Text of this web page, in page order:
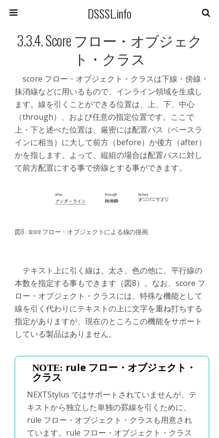
DSSSL.info
3.3.4. Score フロー・オブジェク
ト・クラス
score フロー・オブジェクト・クラスは下線・傍線・
抹消線などに用いるもので、インライン領域を生成し
ます。線を引くことができる位置は、上、下、中心
（through）、および任意の指定位置です。ここで
上・下と述べた位置は、厳密には配置パス（ベースラ
インに相当）に大して前方（before）か後方（after）
かを指します。よって、縦組の場合は配置パスに対し
て前方配置にする事で傍線とする事ができます。
図8 : score フロー・オブジェクトによる線の描画
テキスト上に引く線は、太さ、色の他に、平行線の
本数を指定する事もできます（図8）。なお、score フ
ロー・オブジェクト・クラスには、特殊な機能として
線を引く代わりにテキストの上に文字を重ね打ちする
指定がありますが、現在のところこの機能をサポート
している製品はありません。
rule フロー・オブジェクト・
クラス
NEXTStylus ではサポートされていませんが、テ
キストから独立した単独の罫線を引くために、
rule フロー・オブジェクト・クラスも用意され
ています。rule フロー・オブジェクト・クラス